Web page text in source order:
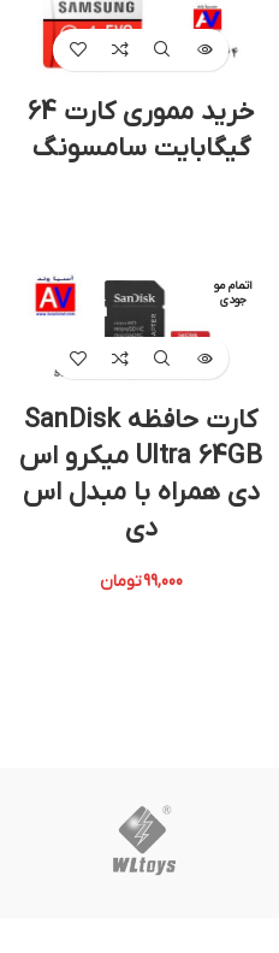
خرید مموری کارت 64
گیگابایت سامسونگ
اتمام مو
جودی
کارت حافظه SanDisk
Ultra 64GB میکرو اس
دی همراه با مبدل اس
دی
99,000تومان